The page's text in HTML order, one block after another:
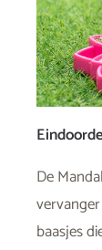
De
baasjes